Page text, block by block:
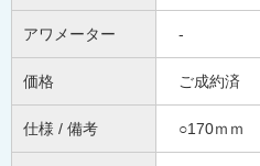
アワメーター -
価格 ご成約済
仕様 / 備考 ○170ｍｍ